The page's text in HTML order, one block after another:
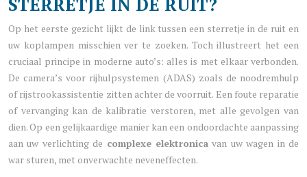
STERRETJE IN DE RUIT?
Op het eerste gezicht lijkt de link tussen een sterretje in de ruit en
uw koplampen misschien ver te zoeken. Toch illustreert het een
cruciaal principe in moderne auto’s: alles is met elkaar verbonden.
De camera’s voor rijhulpsystemen (ADAS) zoals de noodremhulp
of rijstrookassistentie zitten achter de voorruit. Een foute reparatie
of vervanging kan de kalibratie verstoren, met alle gevolgen van
dien. Op een gelijkaardige manier kan een ondoordachte aanpassing
aan uw verlichting de complexe elektronica van uw wagen in de
war sturen, met onverwachte neveneffecten.